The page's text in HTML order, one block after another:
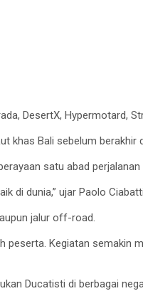
DesertX, Hypermotard,
khas Bali sebelum berakhir
satu abad
di dunia,” ujar Paolo
jalur off-road.
Kegiatan semakin
Ducatisti di berbagai